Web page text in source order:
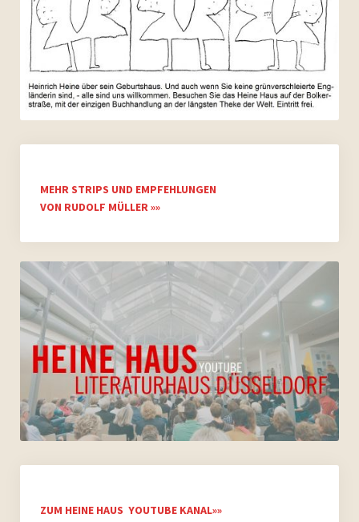
MEHR STRIPS UND EMPFEHLUNGEN
VON RUDOLF MÜLLER »»
ZUM HEINE HAUS YOUTUBE KANAL»»